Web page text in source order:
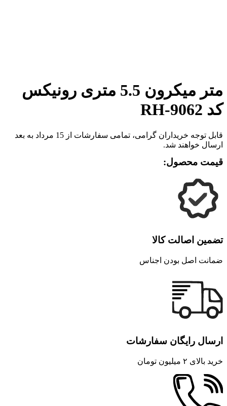
متر میکرون 5.5 متری رونیکس
کد RH-9062
قابل توجه خریداران گرامی، تمامی سفارشات از 15 مرداد به بعد
ارسال خواهند شد.
قیمت محصول:
تضمین اصالت کالا
ضمانت اصل بودن اجناس
ارسال رایگان سفارشات
خرید بالای ۲ میلیون تومان